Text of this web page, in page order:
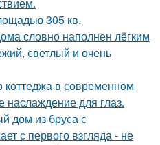
305 кв.
словно наполнен лёгким
светлый и очень
коттеджа в современном
наслаждение для глаз.
дом из бруса с
с первого взгляда - не